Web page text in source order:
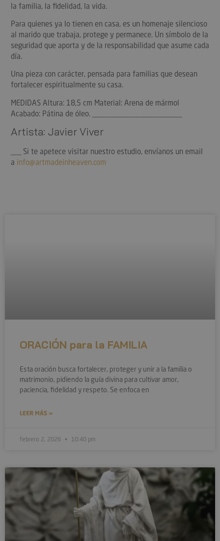
la familia, la fidelidad, la vida.
Para quienes ya lo tienen en casa, es un homenaje silencioso
al marido que trabaja, protege y permanece. Un símbolo de la
seguridad que aporta y de la responsabilidad que asume cada
día.
Una pieza con carácter, pensada para familias que desean
fortalecer espiritualmente su casa.
MEDIDAS Altura: 18,5 cm Material: Arena de mármol
Acabado: Pátina de óleo. __________________________
Artista: Javier Viver
___ Si te apetece visitar nuestro estudio, envíanos un email
a info@artmadeinheaven.com
ORACIÓN para la FAMILIA
Esta oración busca fortalecer, proteger y unir a la familia o
matrimonio, pidiendo la guía divina para cultivar amor,
paciencia, fidelidad y respeto. Se enfoca en
LEER MÁS »
febrero 2, 2026 10:40 pm